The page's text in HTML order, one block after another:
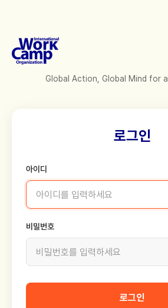
Global Action, Global Mind for
로그인
아이디
비밀번호
로그인